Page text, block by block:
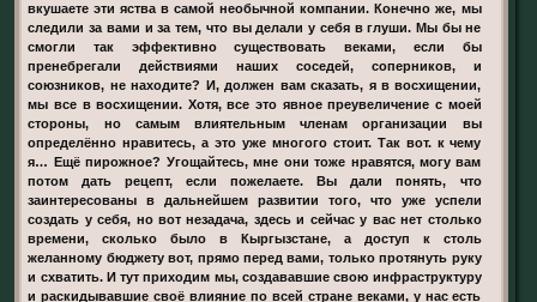
вкушаете эти яства в самой необычной компании. Конечно же, мы
следили за вами и за тем, что вы делали у себя в глуши. Мы бы не
смогли так эффективно существовать веками, если бы
пренебрегали действиями наших соседей, соперников, и
союзников, не находите? И, должен вам сказать, я в восхищении,
мы все в восхищении. Хотя, все это явное преувеличение с моей
стороны, но самым влиятельным членам организации вы
определённо нравитесь, а это уже многого стоит. Так вот. к чему
я… Ещё пирожное? Угощайтесь, мне они тоже нравятся, могу вам
потом дать рецепт, если пожелаете. Вы дали понять, что
заинтересованы в дальнейшем развитии того, что уже успели
создать у себя, но вот незадача, здесь и сейчас у вас нет столько
времени, сколько было в Кыргызстане, а доступ к столь
желанному бюджету вот, прямо перед вами, только протянуть руку
и схватить. И тут приходим мы, создававшие свою инфраструктуру
и раскидывавшие своё влияние по всей стране веками, у нас есть